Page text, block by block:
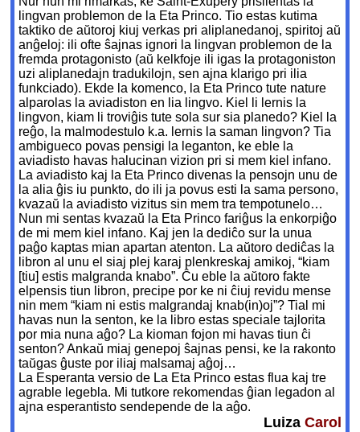
lingvan problemon de la Eta Princo. Tio estas kutima
taktiko de aŭtoroj kiuj verkas pri aliplanedanoj, spiritoj aŭ
anĝeloj: ili ofte ŝajnas ignori la lingvan problemon de la
fremda protagonisto (aŭ kelkfoje ili igas la protagoniston
uzi aliplanedajn tradukilojn, sen ajna klarigo pri ilia
funkciado). Ekde la komenco, la Eta Princo tute nature
alparolas la aviadiston en lia lingvo. Kiel li lernis la
lingvon, kiam li troviĝis tute sola sur sia planedo? Kiel la
reĝo, la malmodestulo k.a. lernis la saman lingvon? Tia
ambigueco povas pensigi la leganton, ke eble la
aviadisto havas halucinan vizion pri si mem kiel infano.
La aviadisto kaj la Eta Princo divenas la pensojn unu de
la alia ĝis iu punkto, do ili ja povus esti la sama persono,
kvazaŭ la aviadisto vizitus sin mem tra tempotunelo…
Nun mi sentas kvazaŭ la Eta Princo fariĝus la enkorpiĝo
de mi mem kiel infano. Kaj jen la dediĉo sur la unua
paĝo kaptas mian apartan atenton. La aŭtoro dediĉas la
libron al unu el siaj plej karaj plenkreskaj amikoj, “kiam
[tiu] estis malgranda knabo”. Ĉu eble la aŭtoro fakte
elpensis tiun libron, precipe por ke ni ĉiuj revidu mense
nin mem “kiam ni estis malgrandaj knab(in)oj”? Tial mi
havas nun la senton, ke la libro estas speciale tajlorita
por mia nuna aĝo? La kioman fojon mi havas tiun ĉi
senton? Ankaŭ miaj genepoj ŝajnas pensi, ke la rakonto
taŭgas ĝuste por iliaj malsamaj aĝoj…
La Esperanta versio de La Eta Princo estas flua kaj tre
agrable legebla. Mi tutkore rekomendas ĝian legadon al
ajna esperantisto sendepende de la aĝo.
Luiza Carol